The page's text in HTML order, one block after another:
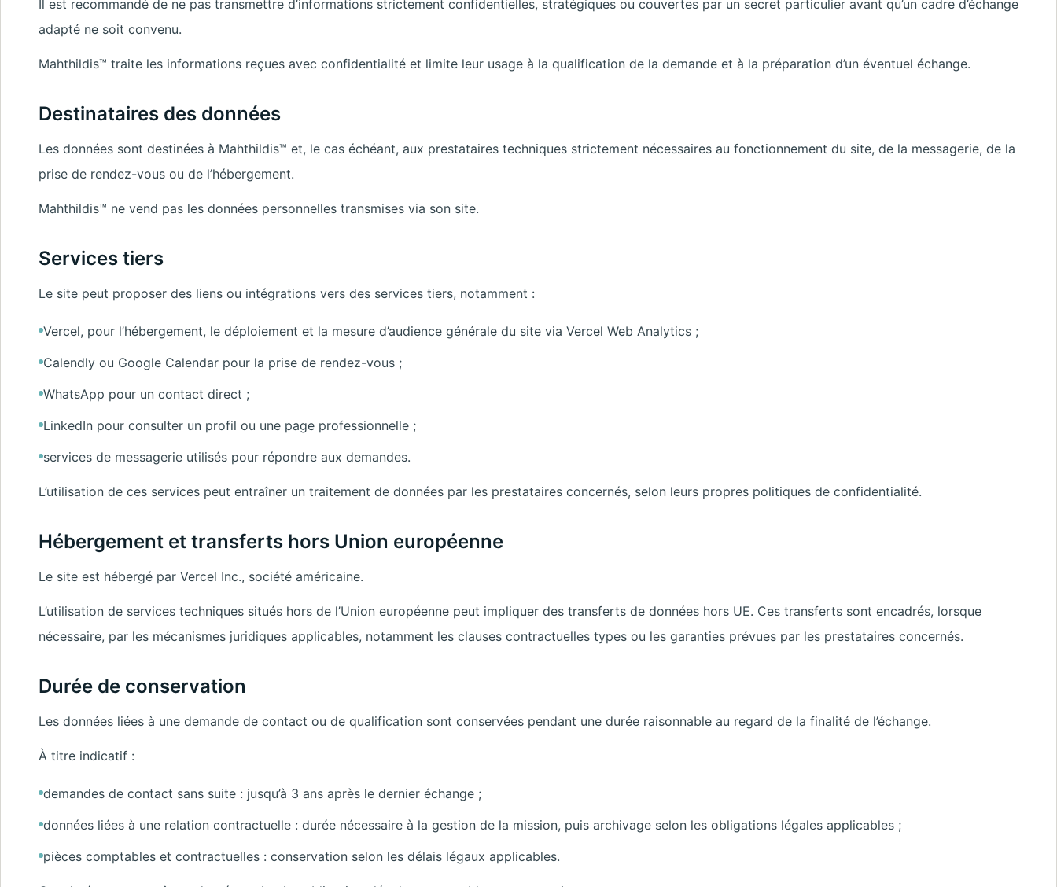
Il est recommandé de ne pas transmettre d’informations strictement confidentielles, stratégiques ou couvertes par un secret particulier avant qu’un cadre d’échange
adapté ne soit convenu.
Mahthildis™ traite les informations reçues avec confidentialité et limite leur usage à la qualification de la demande et à la préparation d’un éventuel échange.
Destinataires des données
Les données sont destinées à Mahthildis™ et, le cas échéant, aux prestataires techniques strictement nécessaires au fonctionnement du site, de la messagerie, de la
prise de rendez-vous ou de l’hébergement.
Mahthildis™ ne vend pas les données personnelles transmises via son site.
Services tiers
Le site peut proposer des liens ou intégrations vers des services tiers, notamment :
Vercel, pour l’hébergement, le déploiement et la mesure d’audience générale du site via Vercel Web Analytics ;
Calendly ou Google Calendar pour la prise de rendez-vous ;
WhatsApp pour un contact direct ;
LinkedIn pour consulter un profil ou une page professionnelle ;
services de messagerie utilisés pour répondre aux demandes.
L’utilisation de ces services peut entraîner un traitement de données par les prestataires concernés, selon leurs propres politiques de confidentialité.
Hébergement et transferts hors Union européenne
Le site est hébergé par Vercel Inc., société américaine.
L’utilisation de services techniques situés hors de l’Union européenne peut impliquer des transferts de données hors UE. Ces transferts sont encadrés, lorsque
nécessaire, par les mécanismes juridiques applicables, notamment les clauses contractuelles types ou les garanties prévues par les prestataires concernés.
Durée de conservation
Les données liées à une demande de contact ou de qualification sont conservées pendant une durée raisonnable au regard de la finalité de l’échange.
À titre indicatif :
demandes de contact sans suite : jusqu’à 3 ans après le dernier échange ;
données liées à une relation contractuelle : durée nécessaire à la gestion de la mission, puis archivage selon les obligations légales applicables ;
pièces comptables et contractuelles : conservation selon les délais légaux applicables.